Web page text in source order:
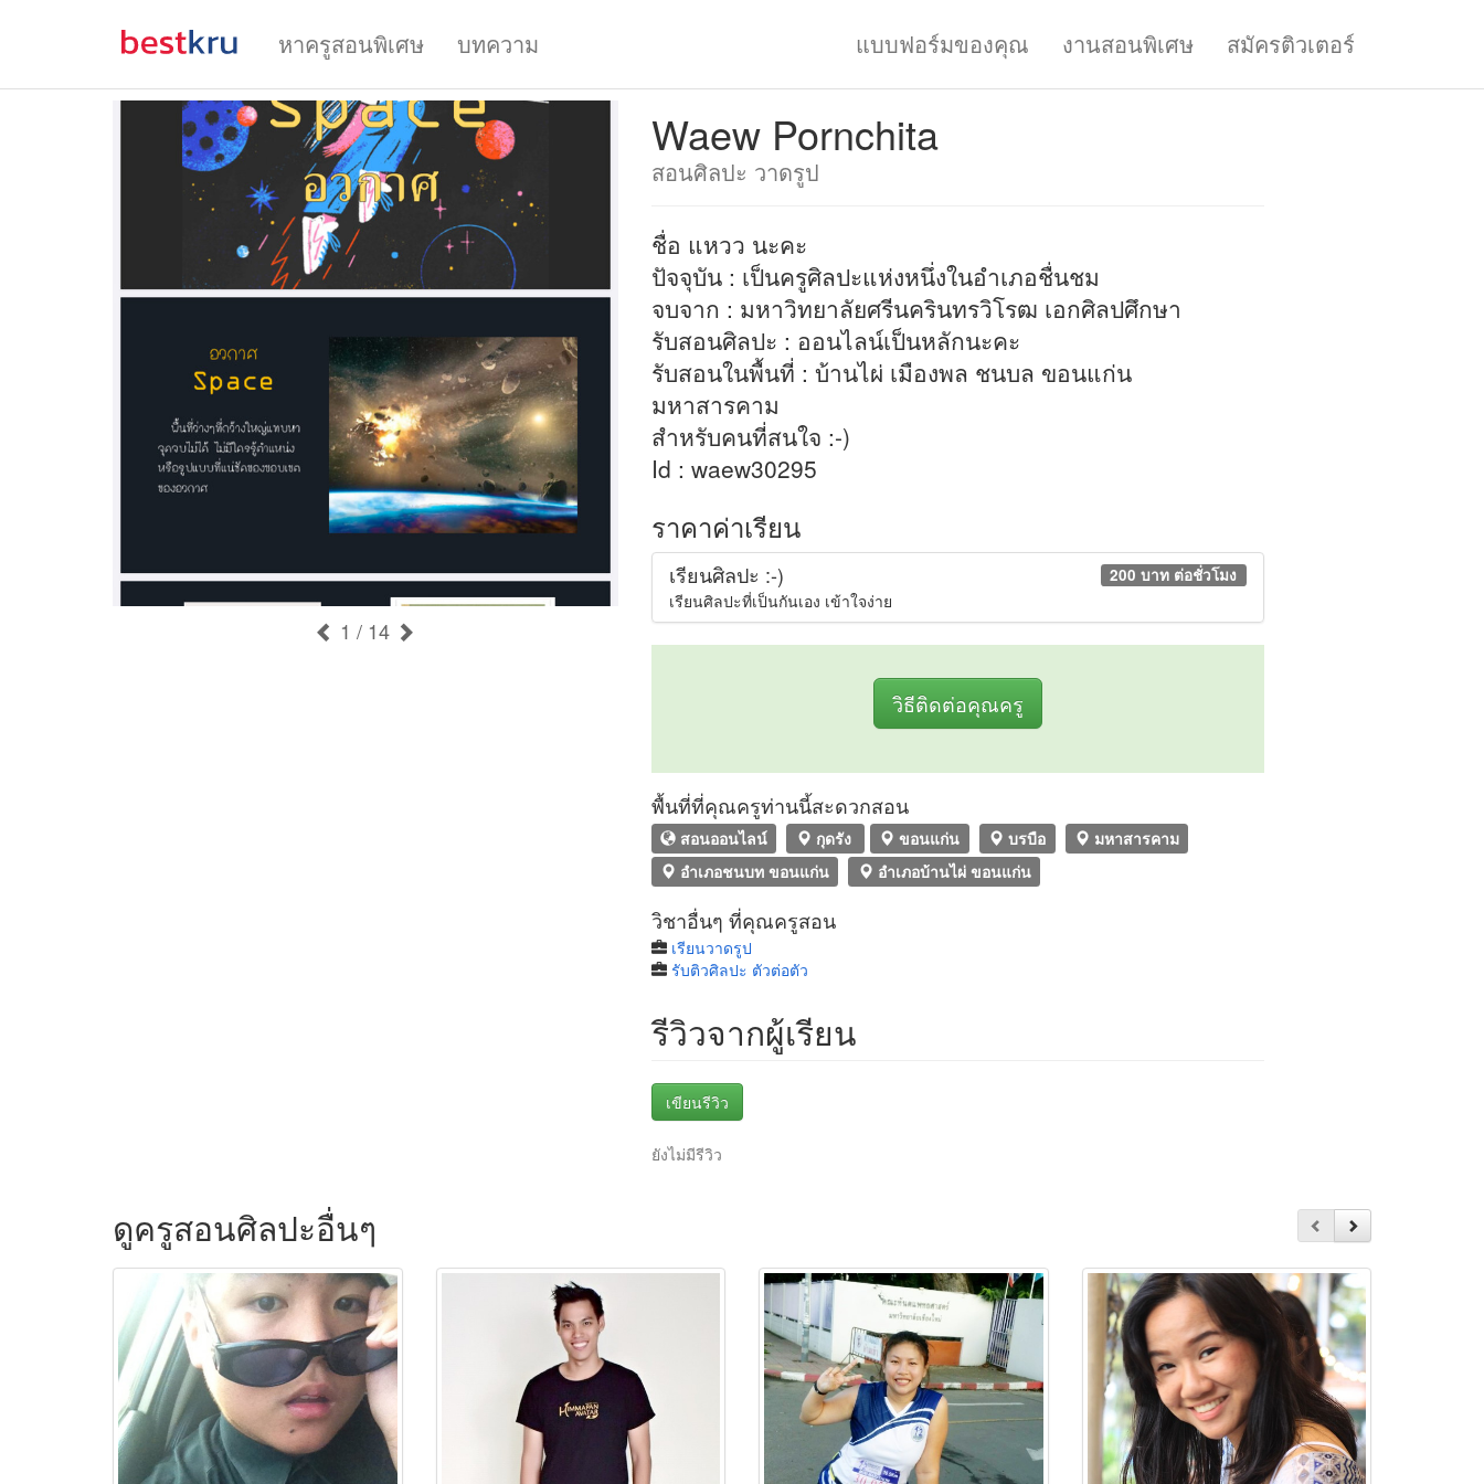
หาครูสอนพิเศษ บทความ แบบฟอร์มของคุณ งานสอนพิเศษ สมัครติวเตอร์
1 / 14
Waew Pornchita
สอนศิลปะ วาดรูป
ชื่อ แหวว นะคะ
ปัจจุบัน : เป็นครูศิลปะแห่งหนึ่งในอำเภอชื่นชม
จบจาก : มหาวิทยาลัยศรีนครินทรวิโรฒ เอกศิลปศึกษา
รับสอนศิลปะ : ออนไลน์เป็นหลักนะคะ
รับสอนในพื้นที่ : บ้านไผ่ เมืองพล ชนบล ขอนแก่น
มหาสารคาม
สำหรับคนที่สนใจ :-)
Id : waew30295
ราคาค่าเรียน
เรียนศิลปะ :-) 200 บาท ต่อชั่วโมง
เรียนศิลปะที่เป็นกันเอง เข้าใจง่าย
วิธีติดต่อคุณครู
พื้นที่ที่คุณครูท่านนี้สะดวกสอน
สอนออนไลน์ กุดรัง ขอนแก่น บรบือ
มหาสารคาม
อำเภอชนบท ขอนแก่น
อำเภอบ้านไผ่ ขอนแก่น
วิชาอื่นๆ ที่คุณครูสอน
เรียนวาดรูป
รับติวศิลปะ ตัวต่อตัว
รีวิวจากผู้เรียน
เขียนรีวิว
ยังไม่มีรีวิว
ดูครูสอนศิลปะอื่นๆ